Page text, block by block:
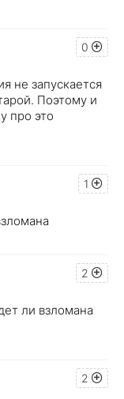
0
не запускается
Поэтому и
про это
1
2
ли взломана
2